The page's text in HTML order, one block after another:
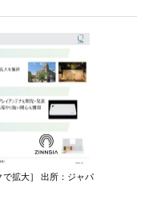
拡大］ 出所：ジャパ